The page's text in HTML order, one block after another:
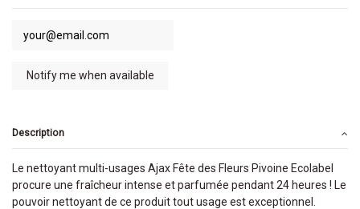
Description
Le nettoyant multi-usages Ajax Fête des Fleurs Pivoine Ecolabel
procure une fraîcheur intense et parfumée pendant 24 heures ! Le
pouvoir nettoyant de ce produit tout usage est exceptionnel.